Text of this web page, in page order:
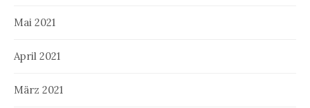
Mai 2021
April 2021
März 2021